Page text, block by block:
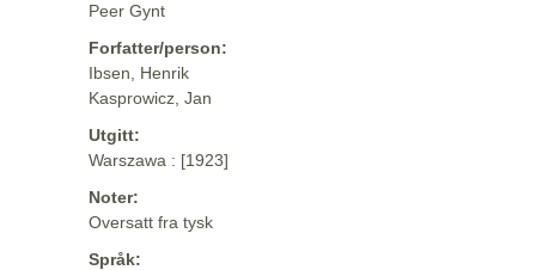
Peer Gynt
Forfatter/person:
Ibsen, Henrik
Kasprowicz, Jan
Utgitt:
Warszawa : [1923]
Noter:
Oversatt fra tysk
Språk: